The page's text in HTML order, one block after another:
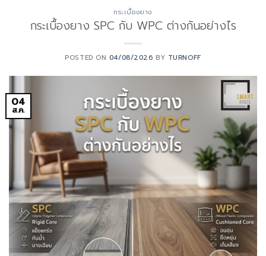
กระเบื้องยาง
กระเบื้องยาง SPC กับ WPC ต่างกันอย่างไร
POSTED ON 04/08/2026 BY TURNOFF
04
ส.ค.